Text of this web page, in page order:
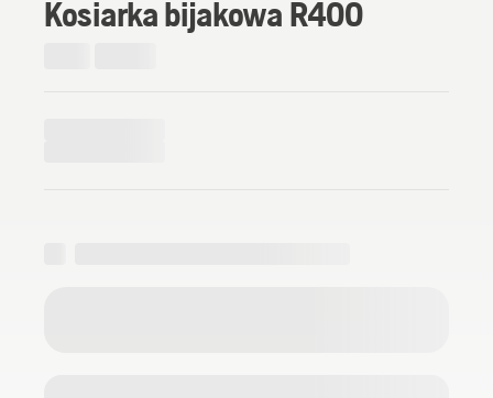
Kosiarka bijakowa R400